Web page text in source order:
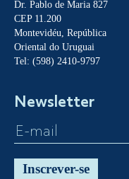
Dr. Pablo de Maria 827
CEP 11.200
Montevidéu, República
Oriental do Uruguai
Tel: (598) 2410-9797
Newsletter
Inscrever-se